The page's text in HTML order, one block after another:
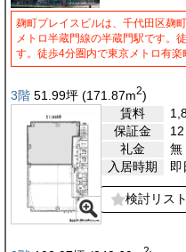
麹町プレイスビルは、千代田区麹
メトロ半蔵門線の半蔵門駅です。
す。徒歩4分圏内で東京メトロ有
3階 51.99坪 (171.87m2)
賃料
保証金
12
礼金
無
入居時期
即
検討リスト